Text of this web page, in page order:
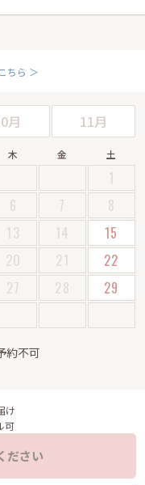
ちら ＞
月 11月
木 金 土
1
6 7
8
13 14
15
20 21
22
27 28
29
約不可
け
可
ださい